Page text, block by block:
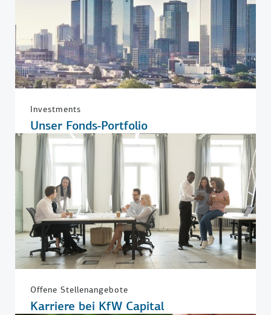
Investments
Unser Fonds-Portfolio
Offene Stellenangebote
Karriere bei KfW Capital